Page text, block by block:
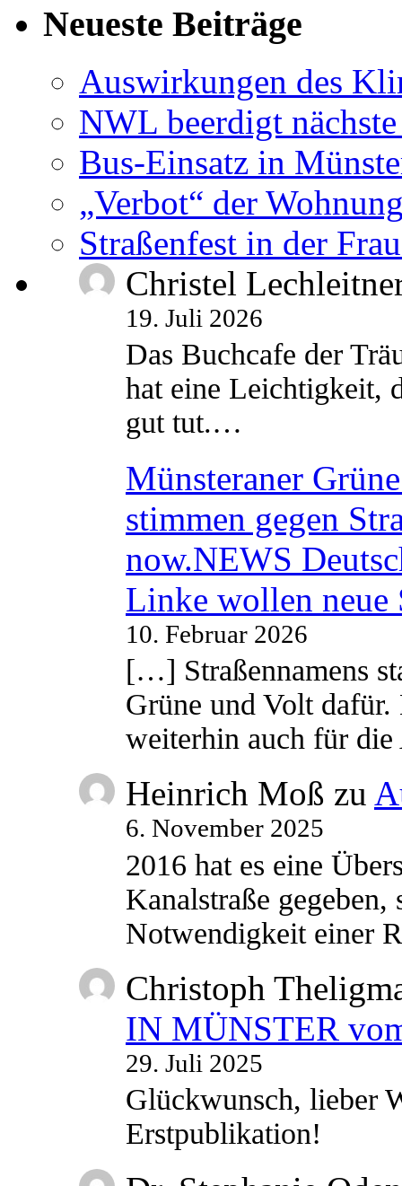
Neueste Beiträge
Auswirkungen des
NWL beerdigt
Bus-Einsatz in
„Verbot“ der
Straßenfest in der
Christel
19. Juli 2026
Das Buchcafe der
hat eine Leichtigkeit,
gut tut.…
Münsteraner
stimmen gegen
now.NEWS
Linke wollen neue
10. Februar 2026
[…] Straßennamens
Grüne und Volt
weiterhin auch für
Heinrich Moß zu
6. November 2025
2016 hat es eine
Kanalstraße
Notwendigkeit einer
Christoph
IN MÜNSTER
29. Juli 2025
Glückwunsch, lieber
Erstpublikation!